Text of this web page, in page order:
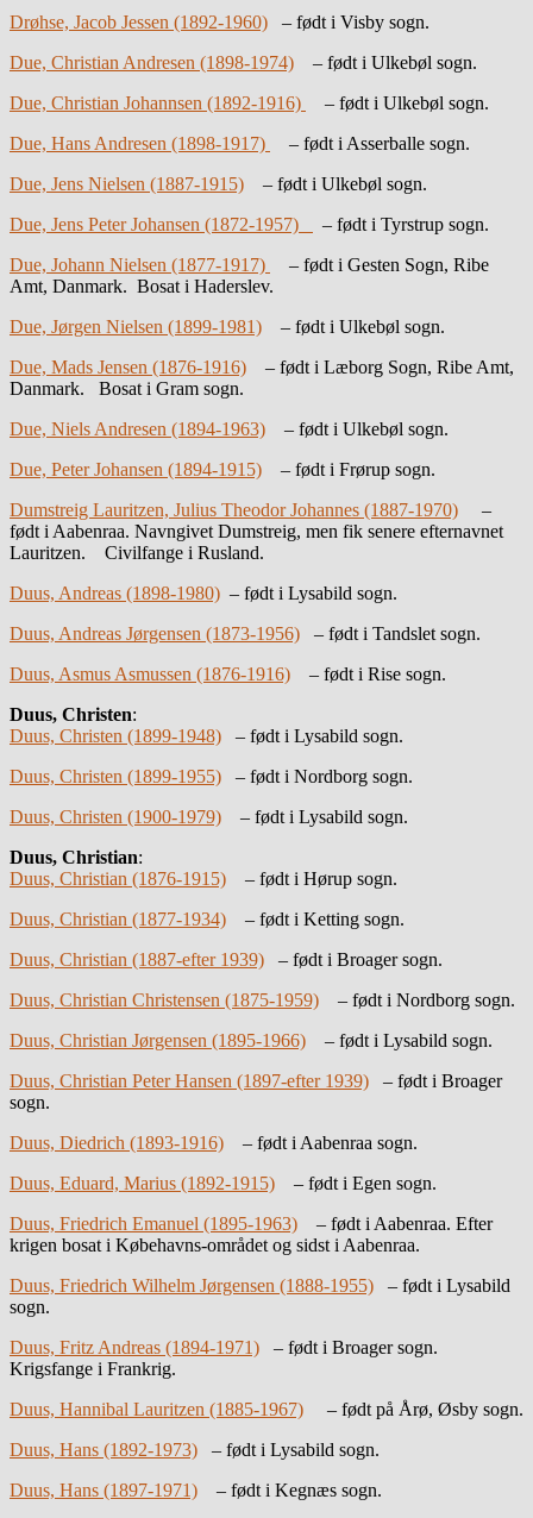
Drøhse, Jacob Jessen (1892-1960) – født i Visby sogn.
Due, Christian Andresen (1898-1974) – født i Ulkebøl sogn.
Due, Christian Johannsen (1892-1916)
– født i Ulkebøl sogn.
Due, Hans Andresen (1898-1917)
– født i Asserballe sogn.
Due, Jens Nielsen (1887-1915) – født i Ulkebøl sogn.
Due, Jens Peter Johansen (1872-1957)
– født i Tyrstrup sogn.
Due, Johann Nielsen (1877-1917)
– født i Gesten Sogn, Ribe
Amt, Danmark. Bosat i Haderslev.
Due, Jørgen Nielsen (1899-1981) – født i Ulkebøl sogn.
Due, Mads Jensen (1876-1916) – født i Læborg Sogn, Ribe Amt,
Danmark. Bosat i Gram sogn.
Due, Niels Andresen (1894-1963) – født i Ulkebøl sogn.
Due, Peter Johansen (1894-1915) – født i Frørup sogn.
Dumstreig Lauritzen, Julius Theodor Johannes (1887-1970) –
født i Aabenraa. Navngivet Dumstreig, men fik senere efternavnet
Lauritzen. Civilfange i Rusland.
Duus, Andreas (1898-1980) – født i Lysabild sogn.
Duus, Andreas Jørgensen (1873-1956) – født i Tandslet sogn.
Duus, Asmus Asmussen (1876-1916) – født i Rise sogn.
Duus, Christen:
Duus, Christen (1899-1948) – født i Lysabild sogn.
Duus, Christen (1899-1955) – født i Nordborg sogn.
Duus, Christen (1900-1979) – født i Lysabild sogn.
Duus, Christian:
Duus, Christian (1876-1915) – født i Hørup sogn.
Duus, Christian (1877-1934) – født i Ketting sogn.
Duus, Christian (1887-efter 1939) – født i Broager sogn.
Duus, Christian Christensen (1875-1959) – født i Nordborg sogn.
Duus, Christian Jørgensen (1895-1966) – født i Lysabild sogn.
Duus, Christian Peter Hansen (1897-efter 1939) – født i Broager
sogn.
Duus, Diedrich (1893-1916) – født i Aabenraa sogn.
Duus, Eduard, Marius (1892-1915) – født i Egen sogn.
Duus, Friedrich Emanuel (1895-1963) – født i Aabenraa. Efter
krigen bosat i Købehavns-området og sidst i Aabenraa.
Duus, Friedrich Wilhelm Jørgensen (1888-1955) – født i Lysabild
sogn.
Duus, Fritz Andreas (1894-1971) – født i Broager sogn.
Krigsfange i Frankrig.
Duus, Hannibal Lauritzen (1885-1967) – født på Årø, Øsby sogn.
Duus, Hans (1892-1973) – født i Lysabild sogn.
Duus, Hans (1897-1971) – født i Kegnæs sogn.